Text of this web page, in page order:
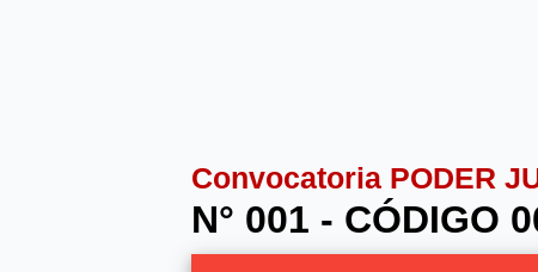
Convocatoria PODER
N° 001 - CÓDIGO